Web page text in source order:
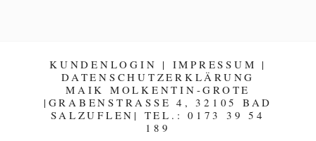
KUNDENLOGIN | IMPRESSUM |
DATENSCHUTZERKLÄRUNG
MAIK MOLKENTIN-GROTE
|GRABENSTRASSE 4, 32105 BAD
SALZUFLEN| TEL.: 0173 39 54
189